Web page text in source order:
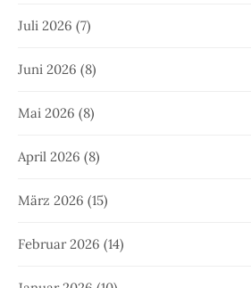
Juli 2026 (7)
Juni 2026 (8)
Mai 2026 (8)
April 2026 (8)
März 2026 (15)
Februar 2026 (14)